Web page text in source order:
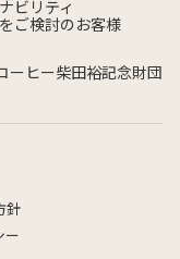
ビリティ
ご検討のお客様
ーヒー柴田裕記念財団
針
ー